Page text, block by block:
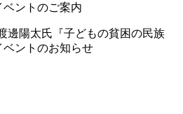
ントのご案内